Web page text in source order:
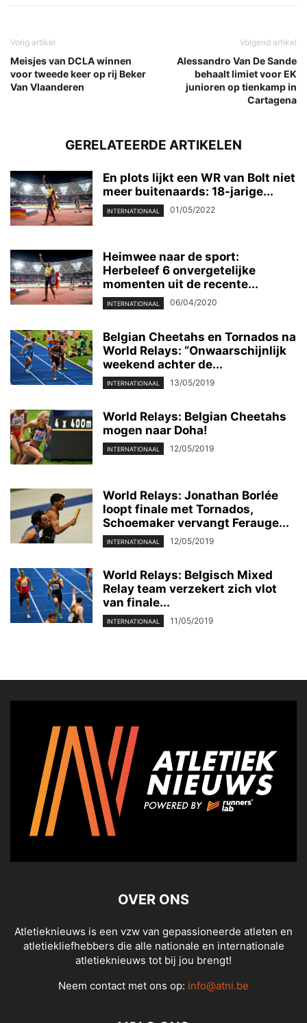
Vorig artikel
Meisjes van DCLA winnen
voor tweede keer op rij Beker
Van Vlaanderen
Volgend artikel
Alessandro Van De Sande
behaalt limiet voor EK
junioren op tienkamp in
Cartagena
GERELATEERDE ARTIKELEN
En plots lijkt een WR van Bolt niet
meer buitenaards: 18-jarige...
INTERNATIONAAL 01/05/2022
Heimwee naar de sport:
Herbeleef 6 onvergetelijke
momenten uit de recente...
INTERNATIONAAL 06/04/2020
Belgian Cheetahs en Tornados na
World Relays: “Onwaarschijnlijk
weekend achter de...
INTERNATIONAAL 13/05/2019
World Relays: Belgian Cheetahs
mogen naar Doha!
INTERNATIONAAL 12/05/2019
World Relays: Jonathan Borlée
loopt finale met Tornados,
Schoemaker vervangt Ferauge...
INTERNATIONAAL 12/05/2019
World Relays: Belgisch Mixed
Relay team verzekert zich vlot
van finale...
INTERNATIONAAL 11/05/2019
OVER ONS
Atletieknieuws is een vzw van gepassioneerde atleten en
atletiekliefhebbers die alle nationale en internationale
atletieknieuws tot bij jou brengt!
Neem contact met ons op: info@atni.be